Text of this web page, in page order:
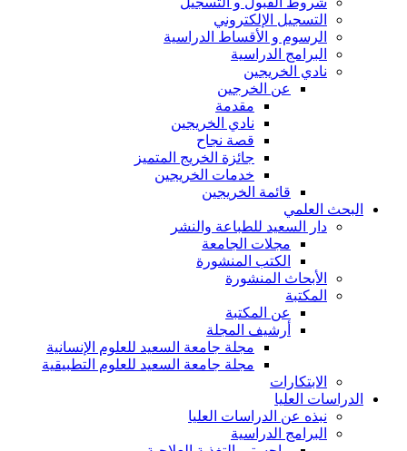
التسجيل الإلكتروني
الرسوم و الأقساط الدراسية
البرامج الدراسية
نادي الخريجين
عن الخرجين
مقدمة
نادي الخريجين
قصة نجاح
جائزة الخريج المتميز
خدمات الخريجين
قائمة الخريجين
البحث العلمي
دار السعيد للطباعة والنشر
مجلات الجامعة
الكتب المنشورة
الأبحاث المنشورة
المكتبة
عن المكتبة
أرشيف المجلة
مجلة جامعة السعيد للعلوم الإنسانية
مجلة جامعة السعيد للعلوم التطبيقية
الابتكارات
الدراسات العليا
نبذه عن الدراسات العليا
البرامج الدراسية